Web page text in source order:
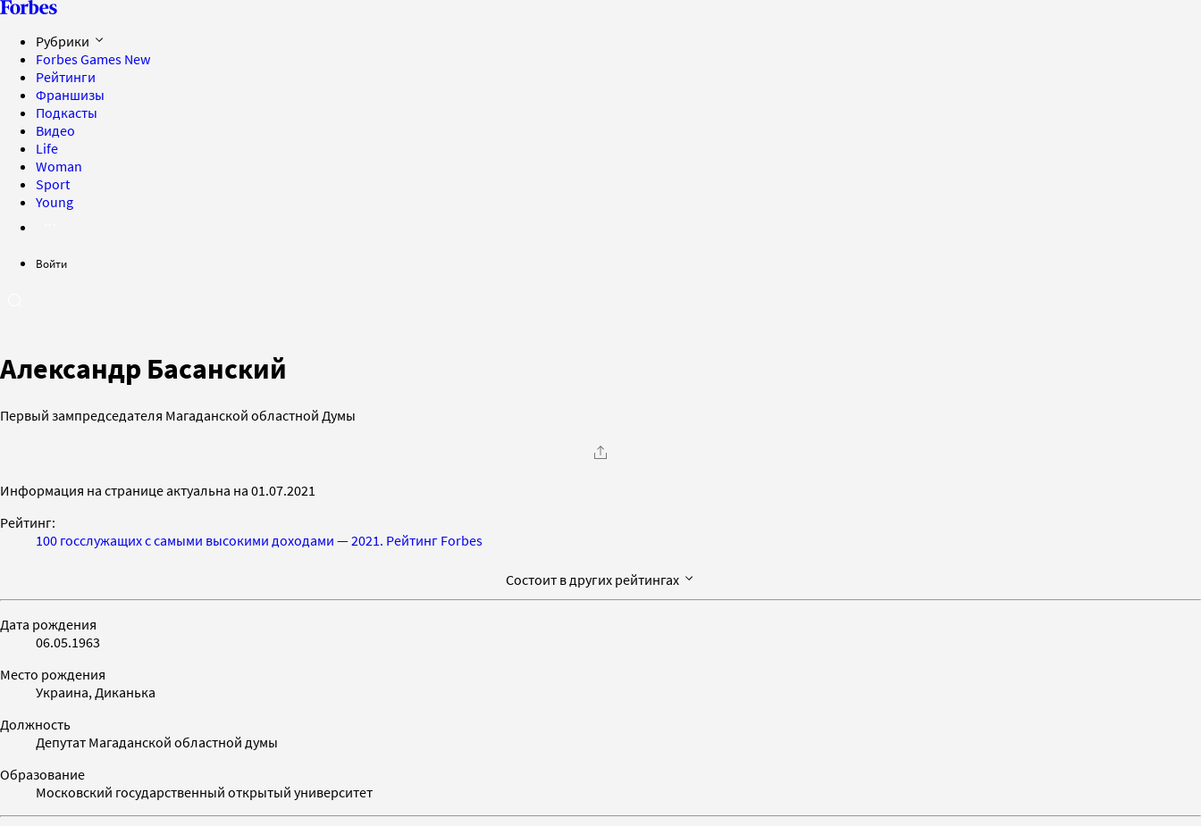
Рубрики
Forbes Games New
Рейтинги
Франшизы
Подкасты
Видео
Life
Woman
Sport
Young
Войти
Александр Басанский
Первый зампредседателя Магаданской областной Думы
Информация на странице актуальна на 01.07.2021
Рейтинг:
100 госслужащих с самыми высокими доходами — 2021. Рейтинг Forbes
Состоит в других рейтингах
Дата рождения
06.05.1963
Место рождения
Украина, Диканька
Должность
Депутат Магаданской областной думы
Образование
Московский государственный открытый университет